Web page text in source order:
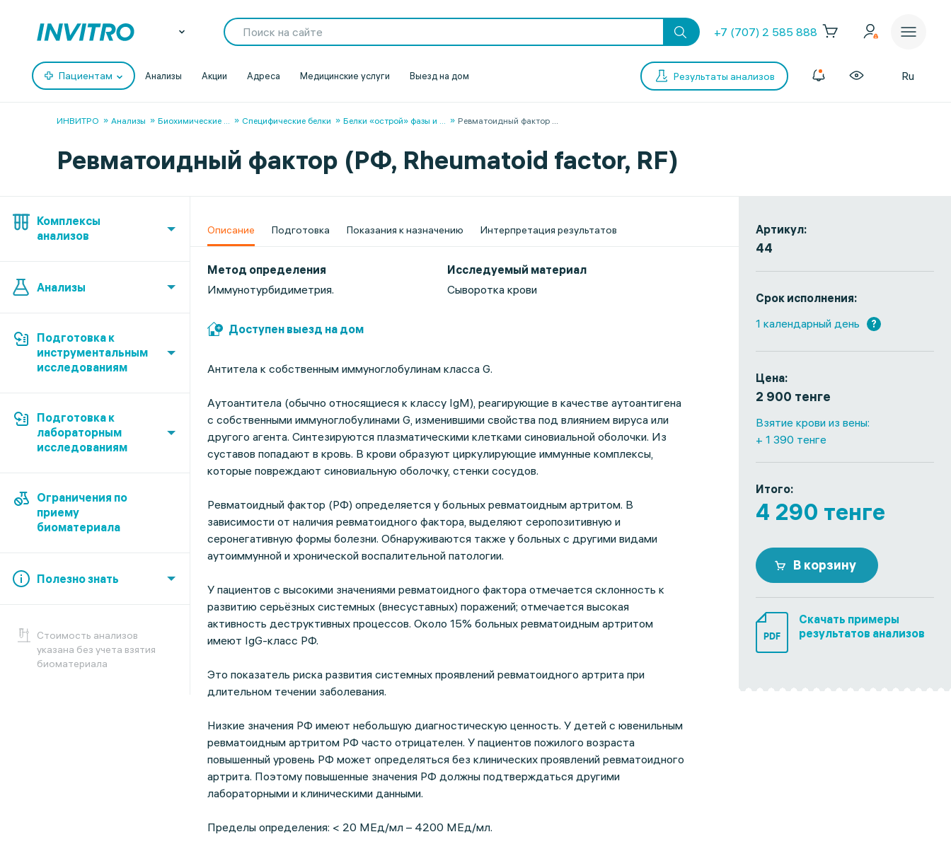
+7 (707) 2 585 888
Пациентам Анализы Акции Адреса Медицинские услуги Выезд на дом Результаты анализов Ru
ИНВИТРО Анализы Биохимические ... Специфические белки Белки «острой» фазы и ... Ревматоидный фактор ...
Ревматоидный фактор (РФ, Rheumatoid factor, RF)
Комплексы
анализов
Анализы
Подготовка к
инструментальным
исследованиям
Подготовка к
лабораторным
исследованиям
Ограничения по
приему
биоматериала
Полезно знать
Cтоимость анализов
указана без учета взятия
биоматериала
Артикул:
44
Срок исполнения:
1 календарный день
?
Цена:
2 900 тенге
Взятие крови из вены:
+ 1 390 тенге
Итого:
4 290 тенге
В корзину
PDF
Скачать примеры
результатов анализов
Описание Подготовка Показания к назначению Интерпретация результатов
Метод определения
Иммунотурбидиметрия.
Исследуемый материал
Сыворотка крови
Доступен выезд на дом
Антитела к собственным иммуноглобулинам класса G.
Аутоантитела (обычно относящиеся к классу IgM), реагирующие в качестве аутоантигена
с собственными иммуноглобулинами G, изменившими свойства под влиянием вируса или
другого агента. Синтезируются плазматическими клетками синовиальной оболочки. Из
суставов попадают в кровь. В крови образуют циркулирующие иммунные комплексы,
которые повреждают синовиальную оболочку, стенки сосудов.
Ревматоидный фактор (РФ) определяется у больных ревматоидным артритом. В
зависимости от наличия ревматоидного фактора, выделяют серопозитивную и
серонегативную формы болезни. Обнаруживаются также у больных с другими видами
аутоиммунной и хронической воспалительной патологии.
У пациентов с высокими значениями ревматоидного фактора отмечается склонность к
развитию серьёзных системных (внесуставных) поражений; отмечается высокая
активность деструктивных процессов. Около 15% больных ревматоидным артритом
имеют IgG-класс РФ.
Это показатель риска развития системных проявлений ревматоидного артрита при
длительном течении заболевания.
Низкие значения РФ имеют небольшую диагностическую ценность. У детей с ювенильным
ревматоидным артритом РФ часто отрицателен. У пациентов пожилого возраста
повышенный уровень РФ может определяться без клинических проявлений ревматоидного
артрита. Поэтому повышенные значения РФ должны подтверждаться другими
лабораторными и клиническими данными.
Пределы определения: < 20 МЕд/мл – 4200 МЕд/мл.